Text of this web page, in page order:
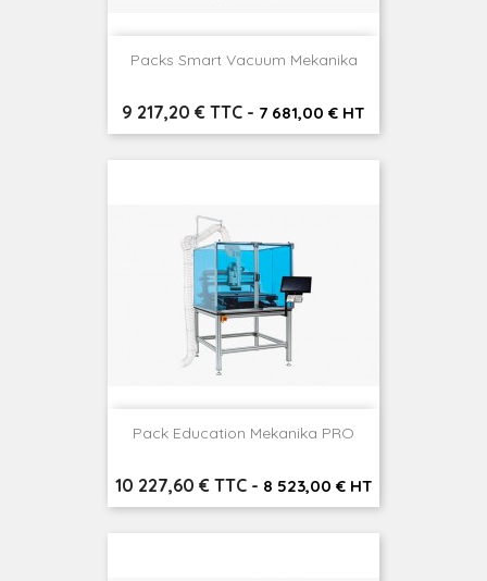
Packs Smart Vacuum Mekanika
Prix
9 217,20 € TTC - 7 681,00 € HT
Pack Education Mekanika PRO
Prix
10 227,60 € TTC - 8 523,00 € HT